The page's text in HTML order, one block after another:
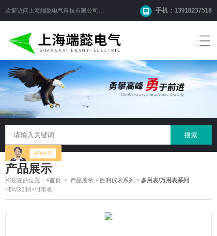
欢迎访问 上海端懿电气科技有限公司 网站！ 手机：13918237518
产品展示
您现在的位置：>首页 > 产品展示 > 胜利仪表系列 > 多用表/万用表系列
>DM3218+钳形表